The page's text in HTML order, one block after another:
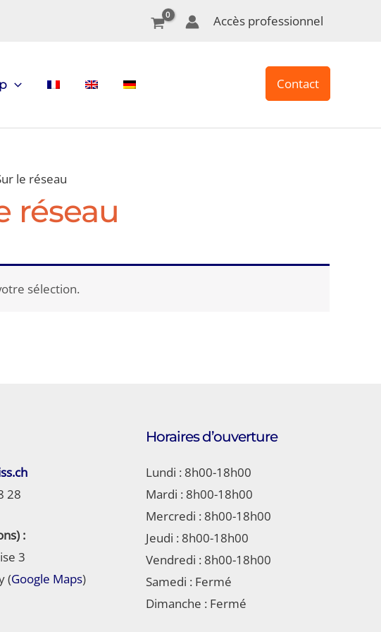
Accès professionnel
Contact
le réseau
réseau
sélection.
28
:
3
(Google Maps)
Horaires d’ouverture
Lundi : 8h00-18h00
Mardi : 8h00-18h00
Mercredi : 8h00-18h00
Jeudi : 8h00-18h00
Vendredi : 8h00-18h00
Samedi : Fermé
Dimanche : Fermé